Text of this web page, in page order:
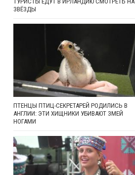
ЗВЁЗДЫ
ПТЕНЦЫ ПТИЦ-СЕКРЕТАРЕЙ РОДИЛИСЬ В
АНГЛИИ: ЭТИ ХИЩНИКИ УБИВАЮТ ЗМЕЙ
НОГАМИ